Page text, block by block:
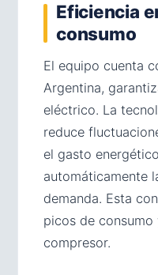
Eficiencia
consumo
El equipo cuenta
Argentina,
eléctrico. La
reduce
el gasto
automáticamente
demanda. Esta
picos de
compresor.